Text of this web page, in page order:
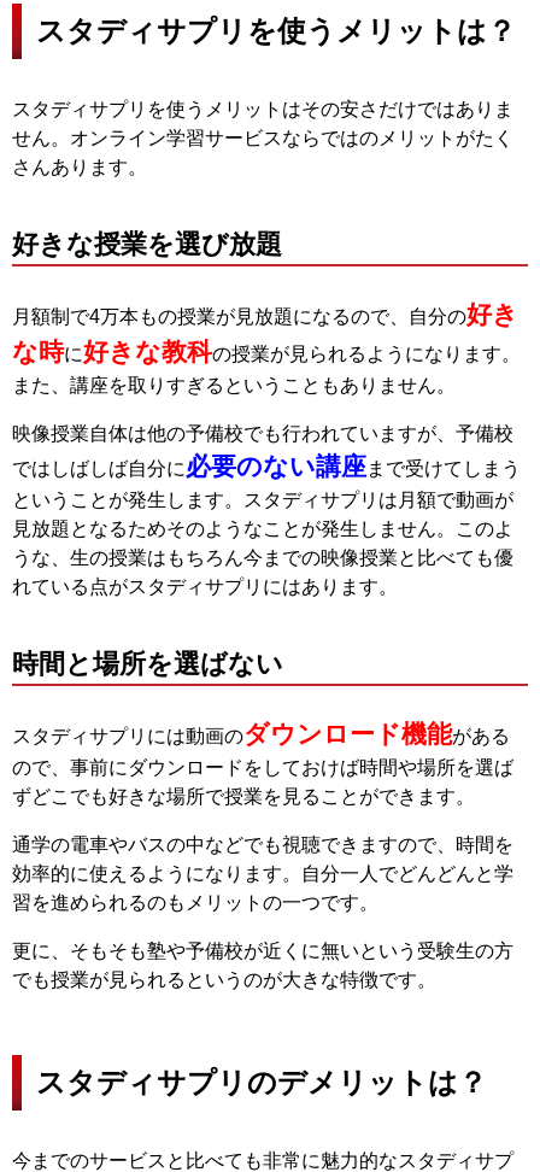
スタディサプリを使うメリットは？
スタディサプリを使うメリットはその安さだけではありま
せん。オンライン学習サービスならではのメリットがたく
さんあります。
好きな授業を選び放題
月額制で4万本もの授業が見放題になるので、自分の好き
な時に好きな教科の授業が見られるようになります。
また、講座を取りすぎるということもありません。
映像授業自体は他の予備校でも行われていますが、予備校
ではしばしば自分に必要のない講座まで受けてしまう
ということが発生します。スタディサプリは月額で動画が
見放題となるためそのようなことが発生しません。このよ
うな、生の授業はもちろん今までの映像授業と比べても優
れている点がスタディサプリにはあります。
時間と場所を選ばない
スタディサプリには動画のダウンロード機能がある
ので、事前にダウンロードをしておけば時間や場所を選ば
ずどこでも好きな場所で授業を見ることができます。
通学の電車やバスの中などでも視聴できますので、時間を
効率的に使えるようになります。自分一人でどんどんと学
習を進められるのもメリットの一つです。
更に、そもそも塾や予備校が近くに無いという受験生の方
でも授業が見られるというのが大きな特徴です。
スタディサプリのデメリットは？
今までのサービスと比べても非常に魅力的なスタディサプ